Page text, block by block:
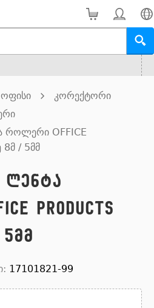
ოფისი
კორექტორი
როლერი OFFICE
8მ / 5მმ
PRODUCTS
17101821-99